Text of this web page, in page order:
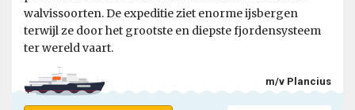
walvissoorten. De expeditie ziet enorme ijsbergen
terwijl ze door het grootste en diepste fjordensysteem
ter wereld vaart.
m/v Plancius